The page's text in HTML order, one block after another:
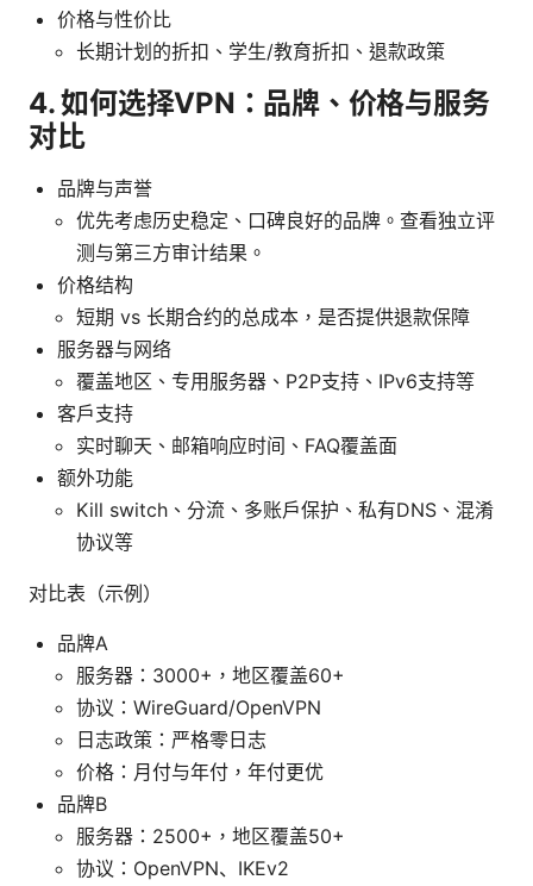
价格与性价比
长期计划的折扣、学生/教育折扣、退款政策
4. 如何选择VPN：品牌、价格与服务
对比
品牌与声誉
优先考虑历史稳定、口碑良好的品牌。查看独立评
测与第三方审计结果。
价格结构
短期 vs 长期合约的总成本，是否提供退款保障
服务器与网络
覆盖地区、专用服务器、P2P支持、IPv6支持等
客户支持
实时聊天、邮箱响应时间、FAQ覆盖面
额外功能
Kill switch、分流、多账户保护、私有DNS、混淆
协议等
对比表（示例）
品牌A
服务器：3000+，地区覆盖60+
协议：WireGuard/OpenVPN
日志政策：严格零日志
价格：月付与年付，年付更优
品牌B
服务器：2500+，地区覆盖50+
协议：OpenVPN、IKEv2